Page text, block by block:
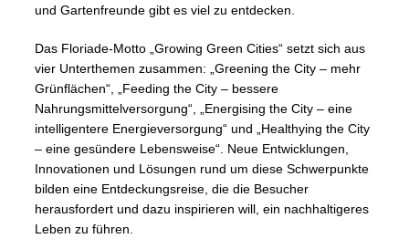
und Gartenfreunde gibt es viel zu entdecken.
Das Floriade-Motto „Growing Green Cities“ setzt sich aus
vier Unterthemen zusammen: „Greening the City – mehr
Grünflächen“, „Feeding the City – bessere
Nahrungsmittelversorgung“, „Energising the City – eine
intelligentere Energieversorgung“ und „Healthying the City
– eine gesündere Lebensweise“. Neue Entwicklungen,
Innovationen und Lösungen rund um diese Schwerpunkte
bilden eine Entdeckungsreise, die die Besucher
herausfordert und dazu inspirieren will, ein nachhaltigeres
Leben zu führen.